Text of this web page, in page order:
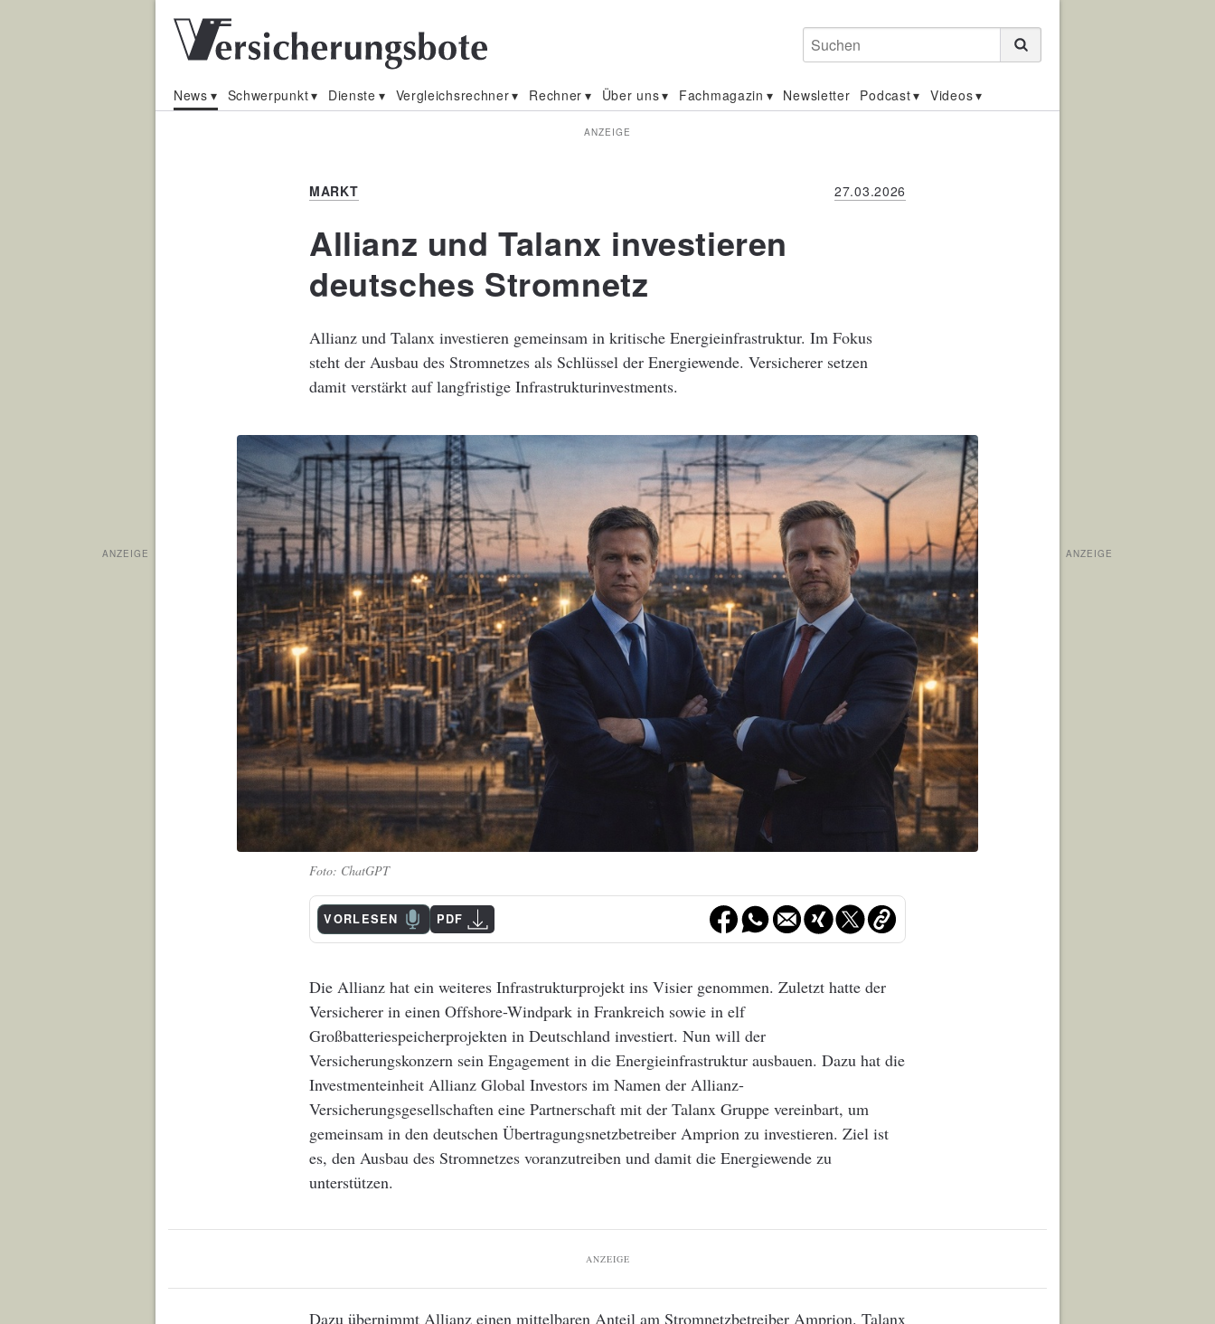
Suchen
News Schwerpunkt Dienste Vergleichsrechner Rechner Über uns Fachmagazin Newsletter Podcast Videos
ANZEIGE
MARKT 27.03.2026
Allianz und Talanx investieren
deutsches Stromnetz
Allianz und Talanx investieren gemeinsam in kritische Energieinfrastruktur. Im Fokus
steht der Ausbau des Stromnetzes als Schlüssel der Energiewende. Versicherer setzen
damit verstärkt auf langfristige Infrastrukturinvestments.
ChatGPT
VORLESEN PDF
Die Allianz hat ein weiteres Infrastrukturprojekt ins Visier genommen. Zuletzt hatte der
Versicherer in einen Offshore-Windpark in Frankreich sowie in elf
Großbatteriespeicherprojekten in Deutschland investiert. Nun will der
Versicherungskonzern sein Engagement in die Energieinfrastruktur ausbauen. Dazu hat die
Investmenteinheit Allianz Global Investors im Namen der Allianz-
Versicherungsgesellschaften eine Partnerschaft mit der Talanx Gruppe vereinbart, um
gemeinsam in den deutschen Übertragungsnetzbetreiber Amprion zu investieren. Ziel ist
es, den Ausbau des Stromnetzes voranzutreiben und damit die Energiewende zu
unterstützen.
ANZEIGE
Dazu übernimmt Allianz einen mittelbaren Anteil am Stromnetzbetreiber Amprion. Talanx
ANZEIGE ANZEIGE